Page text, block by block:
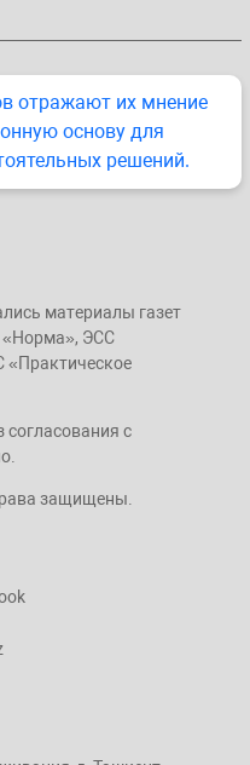
отражают их мнение
основу для
решений.
материалы газет
«Норма», ЭСС
«Практическое
согласования с
защищены.